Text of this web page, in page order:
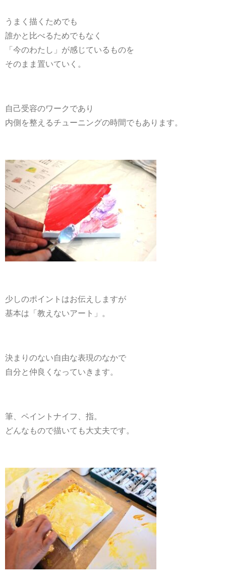
うまく描くためでも
誰かと比べるためでもなく
「今のわたし」が感じているものを
そのまま置いていく。
自己受容のワークであり
内側を整えるチューニングの時間でもあります。
少しのポイントはお伝えしますが
基本は「教えないアート」。
決まりのない自由な表現のなかで
自分と仲良くなっていきます。
筆、ペイントナイフ、指。
どんなもので描いても大丈夫です。